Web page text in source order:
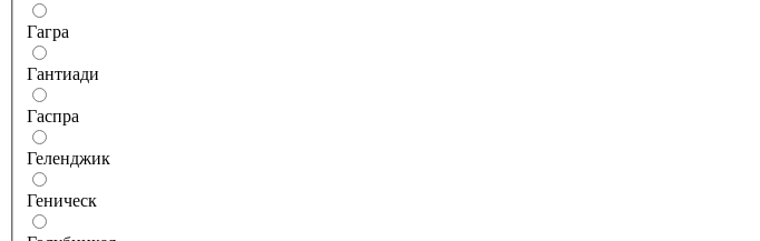
Гагра
Гантиади
Гаспра
Геленджик
Геническ